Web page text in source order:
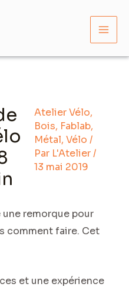
Atelier Vélo,
Bois, Fablab,
Métal,Vélo /
Par L'Atelier/
13 mai 2019
remorque pour
comment faire. Cet
et une expérience